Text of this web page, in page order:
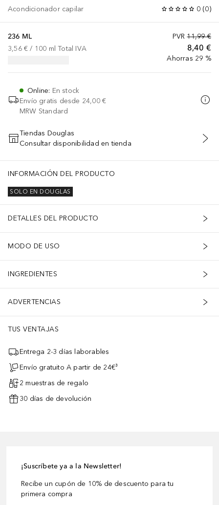
Acondicionador capilar 0 (0)
PVR 11,99 €
8,40 €
Ahorras 29 %
236 ML
3,56 € / 100 ml Total IVA
Online: En stock
Envío gratis desde 24,00 €
MRW Standard
AÑADIR AL CARRITO
Tiendas Douglas
Consultar disponibilidad en tienda
INFORMACIÓN DEL PRODUCTO
SOLO EN DOUGLAS
DETALLES DEL PRODUCTO
MODO DE USO
INGREDIENTES
ADVERTENCIAS
TUS VENTAJAS
Entrega 2-3 días laborables
Envío gratuito A partir de 24€³
2 muestras de regalo
30 días de devolución
¡Suscríbete ya a la Newsletter!
Recibe un cupón de 10% de descuento para tu
primera compra